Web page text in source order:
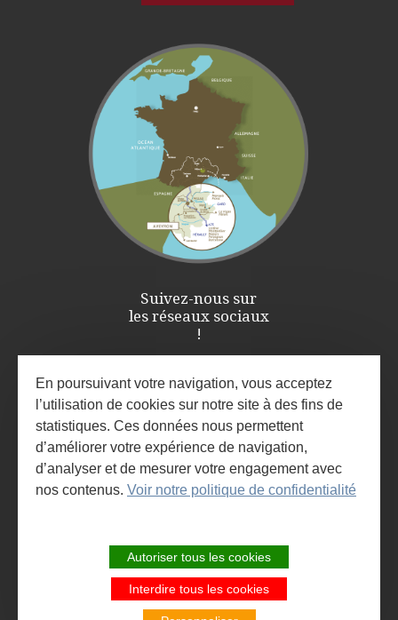
Suivez-nous sur
les réseaux sociaux
!
INSCRIVEZ-VOUS À LA NEWSLETTER
ET À L'AGENDA DES ANIMATIONS
SITE DE LA COMMUNAUTÉ DE
COMMUNES LARZAC ET VALLÉES
En poursuivant votre navigation, vous acceptez
l’utilisation de cookies sur notre site à des fins de
statistiques. Ces données nous permettent
d’améliorer votre expérience de navigation,
d’analyser et de mesurer votre engagement avec
nos contenus. Voir notre politique de confidentialité
Autoriser tous les cookies
Interdire tous les cookies